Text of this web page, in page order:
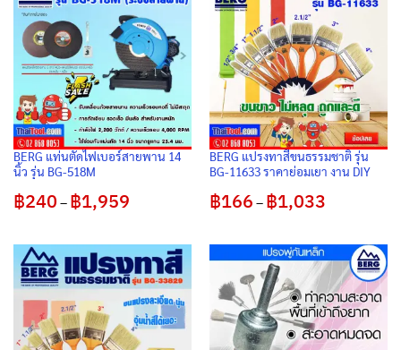
BERG แท่นตัดไฟเบอร์สายพาน 14
นิ้ว รุ่น BG-518M
฿240 – ฿1,959Price
range:
฿1,959
BERG แปรงทาสีขนธรรมชาติ รุ่น
BG-11633 ราคาย่อมเยา งาน DIY
฿166 – ฿1,033Price
range:
฿1,033